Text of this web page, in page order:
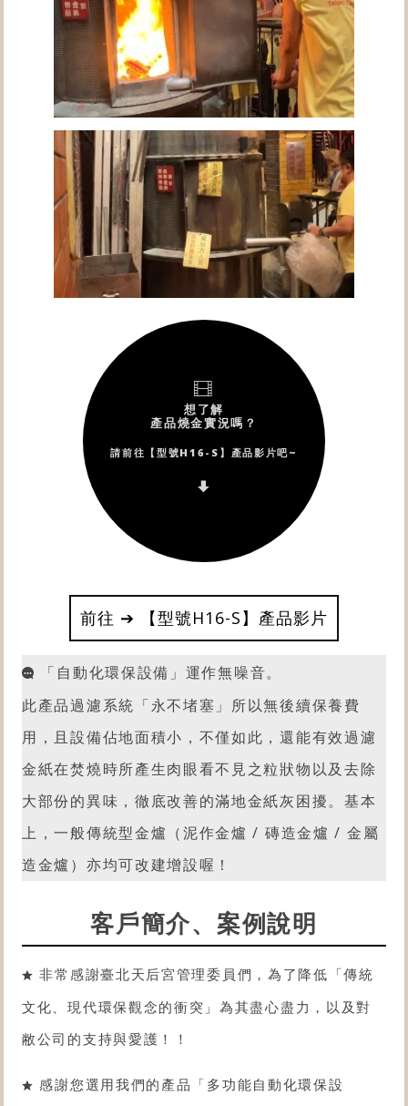
前往 ➔ 【型號H16-S】產品影片
「自動化環保設備 」運作無噪音。
此產品過濾系統「永不堵塞」所以無後續保養費
用，且設備佔地面積小，不僅如此，還能有效過濾
金紙在焚燒時所產生肉眼看不見之粒狀物以及去除
大部份的異味，徹底改善的滿地金紙灰困擾。基本
上，一般傳統型金爐（泥作金爐 / 磚造金爐 / 金屬
造金爐）亦均可改建增設喔！
客戶簡介、案例說明
非常感謝臺北天后宮管理委員們，為了降低「傳統
文化、現代環保觀念的衝突」為其盡心盡力，以及對
敝公司的支持與愛護！！
感謝您選用我們的產品「 多功能自動化環保設